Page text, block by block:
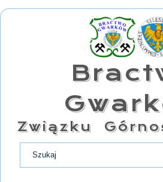
Związku